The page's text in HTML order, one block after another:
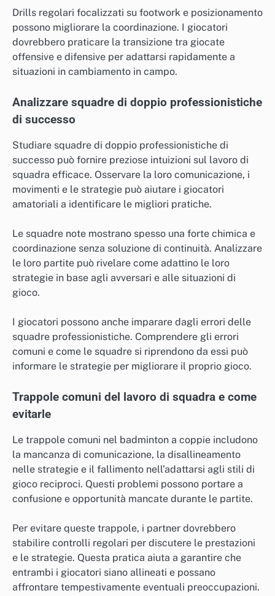
Drills regolari focalizzati su footwork e posizionamento
possono migliorare la coordinazione. I giocatori
dovrebbero praticare la transizione tra giocate
offensive e difensive per adattarsi rapidamente a
situazioni in cambiamento in campo.
Analizzare squadre di doppio professionistiche
di successo
Studiare squadre di doppio professionistiche di
successo può fornire preziose intuizioni sul lavoro di
squadra efficace. Osservare la loro comunicazione, i
movimenti e le strategie può aiutare i giocatori
amatoriali a identificare le migliori pratiche.
Le squadre note mostrano spesso una forte chimica e
coordinazione senza soluzione di continuità. Analizzare
le loro partite può rivelare come adattino le loro
strategie in base agli avversari e alle situazioni di
gioco.
I giocatori possono anche imparare dagli errori delle
squadre professionistiche. Comprendere gli errori
comuni e come le squadre si riprendono da essi può
informare le strategie per migliorare il proprio gioco.
Trappole comuni del lavoro di squadra e come
evitarle
Le trappole comuni nel badminton a coppie includono
la mancanza di comunicazione, la disallineamento
nelle strategie e il fallimento nell’adattarsi agli stili di
gioco reciproci. Questi problemi possono portare a
confusione e opportunità mancate durante le partite.
Per evitare queste trappole, i partner dovrebbero
stabilire controlli regolari per discutere le prestazioni
e le strategie. Questa pratica aiuta a garantire che
entrambi i giocatori siano allineati e possano
affrontare tempestivamente eventuali preoccupazioni.